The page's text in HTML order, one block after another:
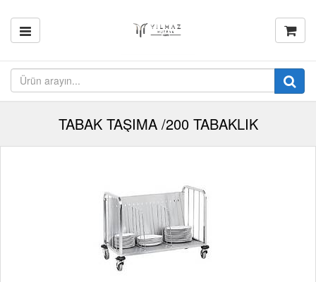
TABAK TAŞIMA /200 TABAKLIK